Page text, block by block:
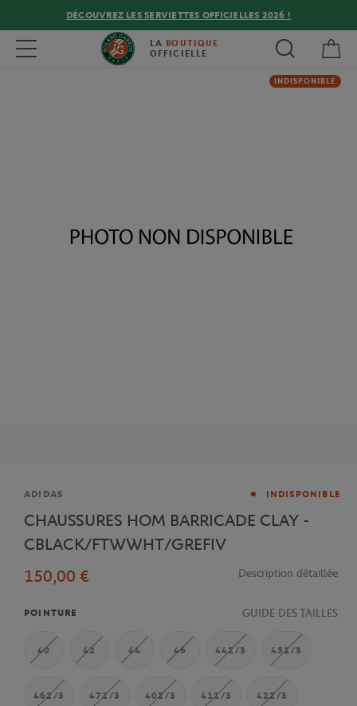
DÉCOUVREZ LES SERVIETTES OFFICIELLES 2026 !
Toggle navigation LA BOUTIQUE
OFFICIELLE
INDISPONIBLE
Marque
ADIDAS INDISPONIBLE
CHAUSSURES HOM BARRICADE CLAY -
CBLACK/FTWWHT/GREFIV
150,00 €
Description détaillée
POINTURE GUIDE DES TAILLES
40 42 44 46 442/3 451/3
462/3 471/3 402/3 411/3 422/3